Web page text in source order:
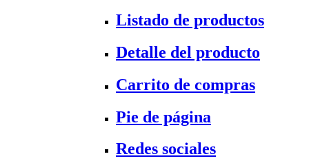
Listado de productos
Detalle del producto
Carrito de compras
Pie de página
Redes sociales